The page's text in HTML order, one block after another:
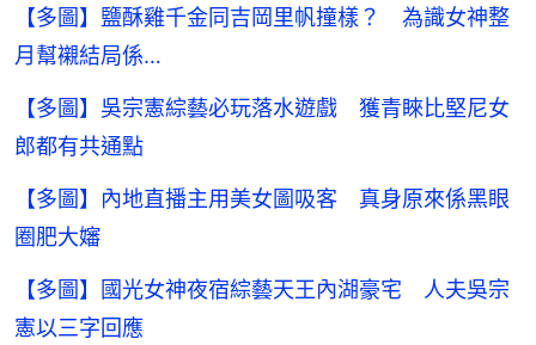
【多圖】鹽酥雞千金同吉岡里帆撞樣？ 為識女神整
月幫襯結局係…
【多圖】吳宗憲綜藝必玩落水遊戲 獲青睞比堅尼女
郎都有共通點
【多圖】內地直播主用美女圖吸客 真身原來係黑眼
圈肥大嬸
【多圖】國光女神夜宿綜藝天王內湖豪宅 人夫吳宗
憲以三字回應